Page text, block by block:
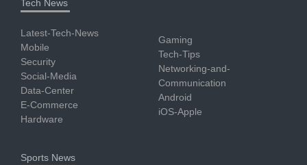
Tech News
Latest-Tech-News
Mobile
Security
Social-Media
Data-Center
E-Commerce
Hardware
Gaming
Tech-Tips
Networking-and-
Communication
Android
iOS-Apple
Sports News